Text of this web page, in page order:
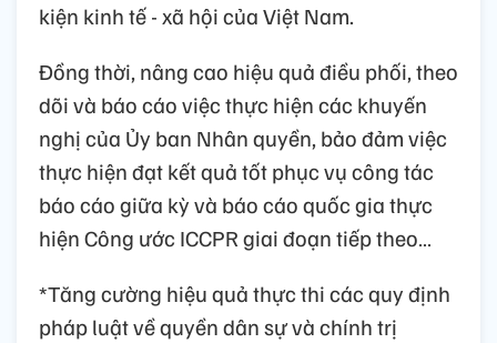
kiện kinh tế - xã hội của Việt Nam.
Đồng thời, nâng cao hiệu quả điều phối, theo
dõi và báo cáo việc thực hiện các khuyến
nghị của Ủy ban Nhân quyền, bảo đảm việc
thực hiện đạt kết quả tốt phục vụ công tác
báo cáo giữa kỳ và báo cáo quốc gia thực
hiện Công ước ICCPR giai đoạn tiếp theo…
*Tăng cường hiệu quả thực thi các quy định
pháp luật về quyền dân sự và chính trị